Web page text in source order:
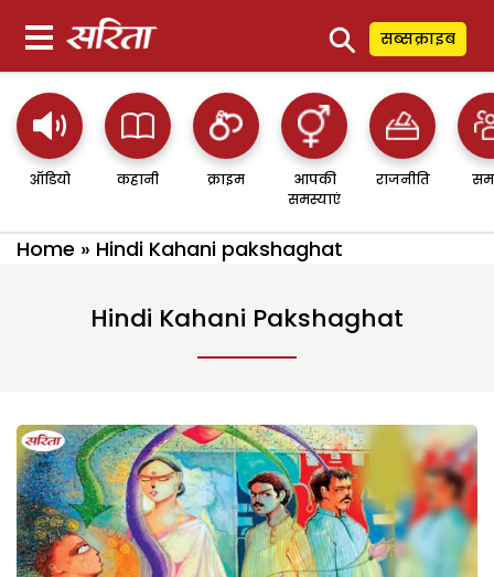
⚲ सब्सक्राइब
ऑडियो कहानी क्राइम
आपकी
समस्याएं
राजनीति
Home » Hindi Kahani pakshaghat
Hindi Kahani Pakshaghat